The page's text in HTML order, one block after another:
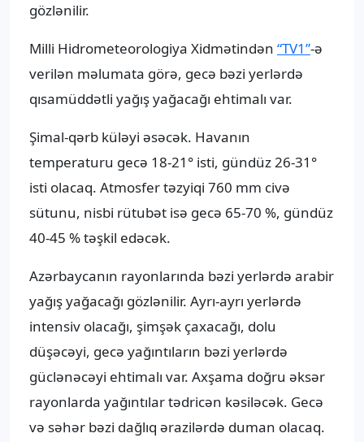
gözlənilir.
Milli Hidrometeorologiya Xidmətindən “TV1”-ə
verilən məlumata görə, gecə bəzi yerlərdə
qısamüddətli yağış yağacağı ehtimalı var.
Şimal-qərb küləyi əsəcək. Havanın
temperaturu gecə 18-21° isti, gündüz 26-31°
isti olacaq. Atmosfer təzyiqi 760 mm civə
sütunu, nisbi rütubət isə gecə 65-70 %, gündüz
40-45 % təşkil edəcək.
Azərbaycanın rayonlarında bəzi yerlərdə arabir
yağış yağacağı gözlənilir. Ayrı-ayrı yerlərdə
intensiv olacağı, şimşək çaxacağı, dolu
düşəcəyi, gecə yağıntıların bəzi yerlərdə
güclənəcəyi ehtimalı var. Axşama doğru əksər
rayonlarda yağıntılar tədricən kəsiləcək. Gecə
və səhər bəzi dağlıq ərazilərdə duman olacaq.